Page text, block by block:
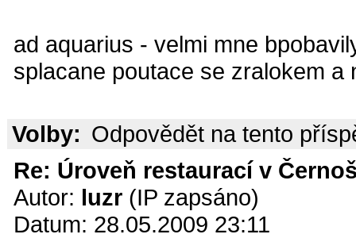
ad aquarius - velmi mne
splacane poutace se zralokem a
Volby: Odpovědět na tento
Re: Úroveň restaurací v
Autor: luzr (IP zapsáno)
Datum: 28.05.2009 23:11